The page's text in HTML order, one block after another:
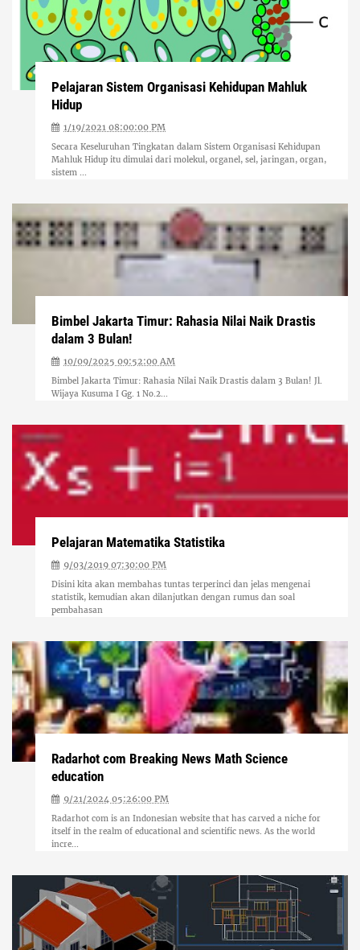
Pelajaran Sistem Organisasi Kehidupan Mahluk
Hidup
1/19/2021 08:00:00 PM
Secara Keseluruhan Tingkatan dalam Sistem Organisasi Kehidupan
Mahluk Hidup itu dimulai dari molekul, organel, sel, jaringan, organ,
sistem ...
Bimbel Jakarta Timur: Rahasia Nilai Naik Drastis
dalam 3 Bulan!
10/09/2025 09:52:00 AM
Bimbel Jakarta Timur: Rahasia Nilai Naik Drastis dalam 3 Bulan! Jl.
Wijaya Kusuma I Gg. 1 No.2...
Pelajaran Matematika Statistika
9/03/2019 07:30:00 PM
Disini kita akan membahas tuntas terperinci dan jelas mengenai
statistik, kemudian akan dilanjutkan dengan rumus dan soal
pembahasan
Radarhot com Breaking News Math Science
education
9/21/2024 05:26:00 PM
Radarhot com is an Indonesian website that has carved a niche for
itself in the realm of educational and scientific news. As the world
incre...